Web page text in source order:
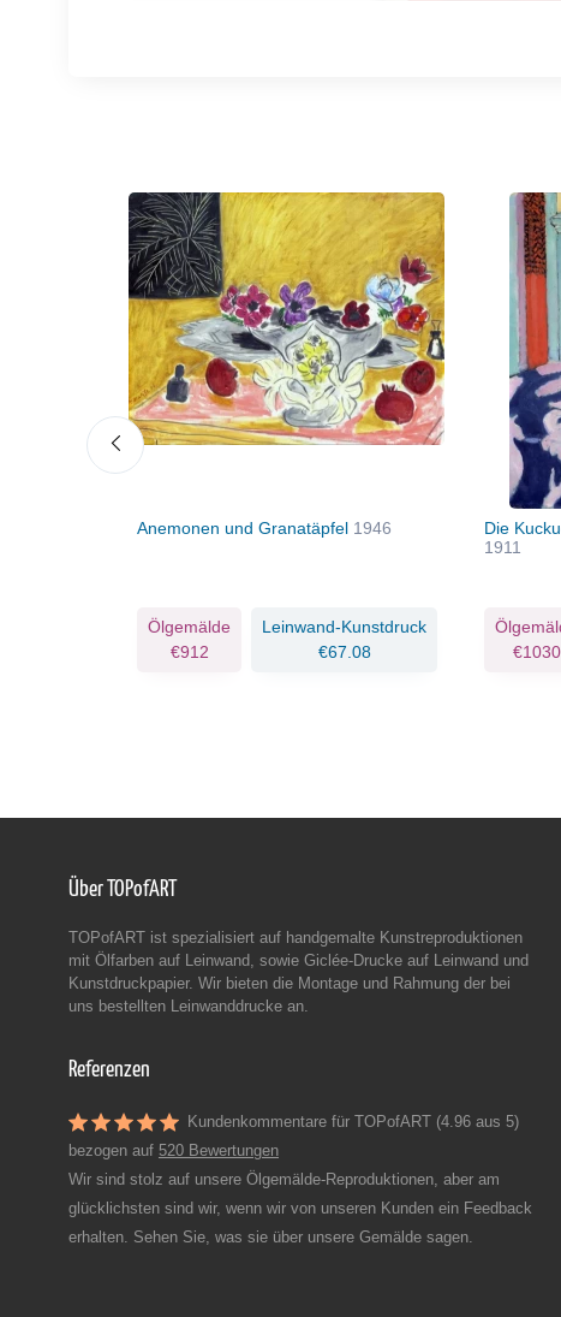
Anemonen und Granatäpfel 1946
Ölgemälde
€912
Leinwand-Kunstdruck
€67.08
Die
1911
€1030
Über TOPofART
TOPofART ist spezialisiert auf handgemalte Kunstreproduktionen
mit Ölfarben auf Leinwand, sowie Giclée-Drucke auf Leinwand und
Kunstdruckpapier. Wir bieten die Montage und Rahmung der bei
uns bestellten Leinwanddrucke an.
Referenzen
Kundenkommentare für TOPofART (4.96 aus 5)
bezogen auf 520 Bewertungen
Wir sind stolz auf unsere Ölgemälde-Reproduktionen, aber am
glücklichsten sind wir, wenn wir von unseren Kunden ein Feedback
erhalten. Sehen Sie, was sie über unsere Gemälde sagen.